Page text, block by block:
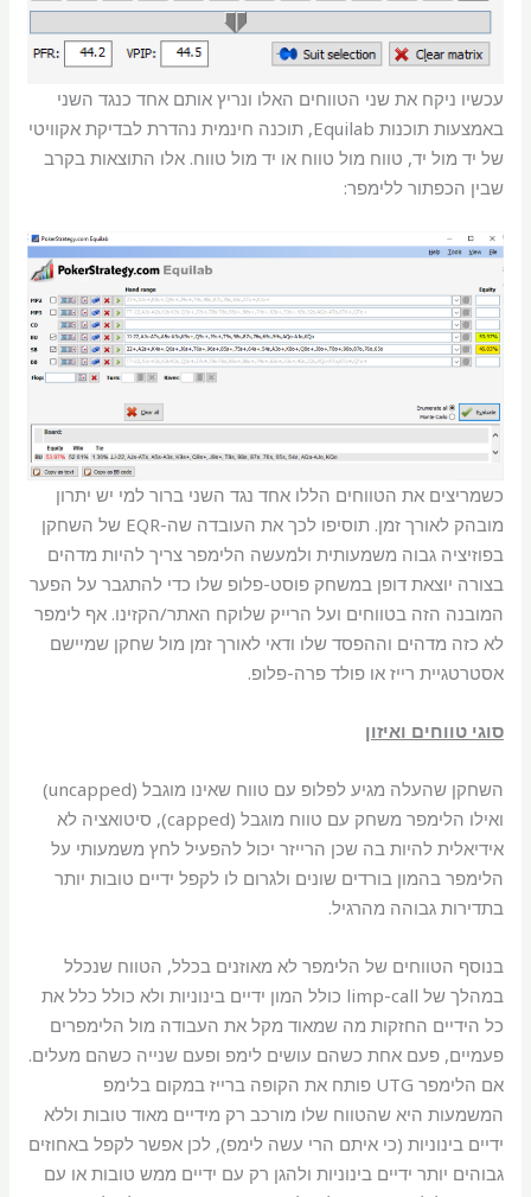
עכשיו ניקח את שני הטווחים האלו ונריץ אותם אחד כנגד השני
באמצעות תוכנות Equilab, תוכנה חינמית נהדרת לבדיקת אקוויטי
של יד מול יד, טווח מול טווח או יד מול טווח. אלו התוצאות בקרב
שבין הכפתור ללימפר:
כשמריצים את הטווחים הללו אחד נגד השני ברור למי יש יתרון
מובהק לאורך זמן. תוסיפו לכך את העובדה שה-EQR של השחקן
בפוזיציה גבוה משמעותית ולמעשה הלימפר צריך להיות מדהים
בצורה יוצאת דופן במשחק פוסט-פלופ שלו כדי להתגבר על הפער
המובנה הזה בטווחים ועל הרייק שלוקח האתר/הקזינו. אף לימפר
לא כזה מדהים וההפסד שלו ודאי לאורך זמן מול שחקן שמיישם
אסטרטגיית רייז או פולד פרה-פלופ.
סוגי טווחים ואיזון
השחקן שהעלה מגיע לפלופ עם טווח שאינו מוגבל (uncapped)
ואילו הלימפר משחק עם טווח מוגבל (capped), סיטואציה לא
אידיאלית להיות בה שכן הרייזר יכול להפעיל לחץ משמעותי על
הלימפר בהמון בורדים שונים ולגרום לו לקפל ידיים טובות יותר
בתדירות גבוהה מהרגיל.
בנוסף הטווחים של הלימפר לא מאוזנים בכלל, הטווח שנכלל
במהלך של limp-call כולל המון ידיים בינוניות ולא כולל כלל את
כל הידיים החזקות מה שמאוד מקל את העבודה מול הלימפרים
פעמיים, פעם אחת כשהם עושים לימפ ופעם שנייה כשהם מעלים.
אם הלימפר UTG פותח את הקופה ברייז במקום בלימפ
המשמעות היא שהטווח שלו מורכב רק מידיים מאוד טובות וללא
ידיים בינוניות (כי איתם הרי עשה לימפ), לכן אפשר לקפל באחוזים
גבוהים יותר ידיים בינוניות ולהגן רק עם ידיים ממש טובות או עם